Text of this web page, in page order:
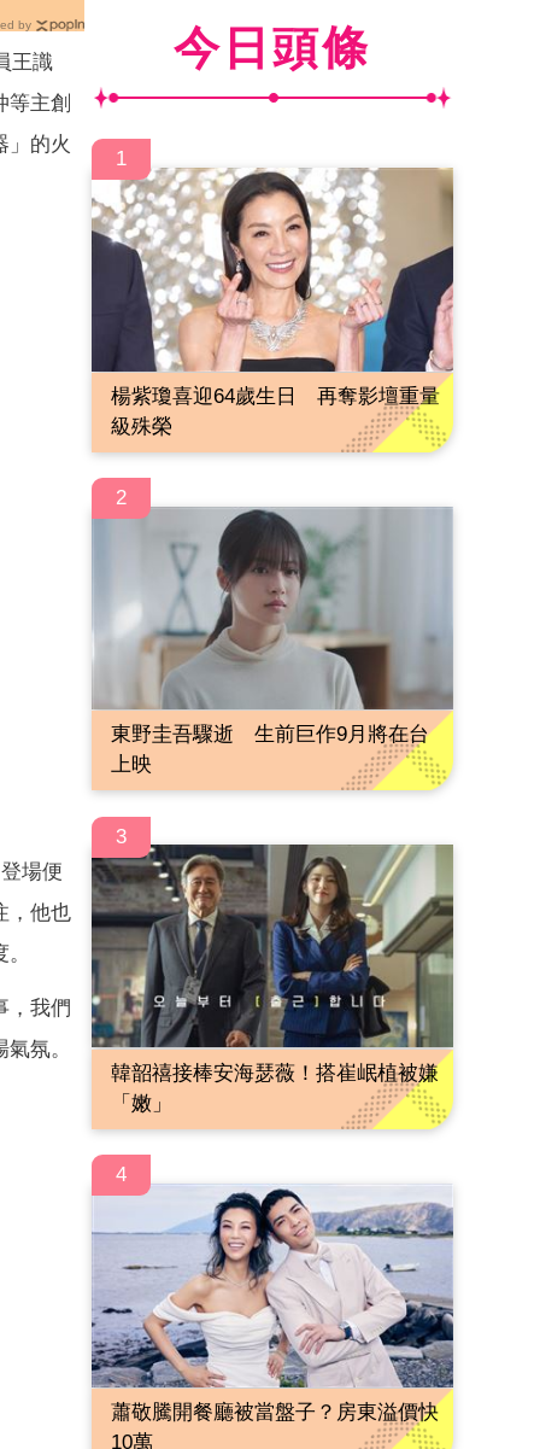
by
王識
等主創
」的火
場便
，他也
，我們
氛。
今日頭條
1
楊紫瓊喜迎64歲生日 再奪影壇重量
級殊榮
2
東野圭吾驟逝 生前巨作9月將在台
上映
3
韓韶禧接棒安海瑟薇！搭崔岷植被嫌
「嫩」
4
蕭敬騰開餐廳被當盤子？房東溢價快
10萬